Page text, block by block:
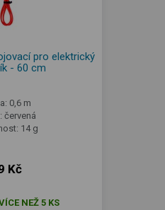
pro elektrický
- 60 cm
0,6 m
červená
14 g
Kč
NEŽ 5 KS